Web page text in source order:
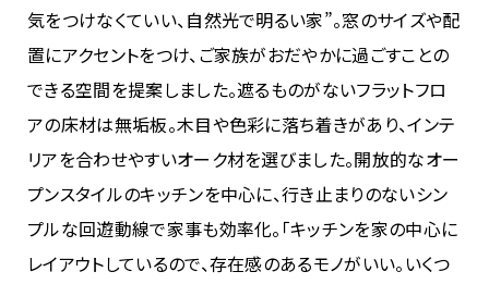
気をつけなくていい、自然光で明るい家”。窓のサイズや配
置にアクセントをつけ、ご家族がおだやかに過ごすことの
できる空間を提案しました。遮るものがないフラットフロ
アの床材は無垢板。木目や色彩に落ち着きがあり、インテ
リアを合わせやすいオーク材を選びました。開放的なオー
プンスタイルのキッチンを中心に、行き止まりのないシン
プルな回遊動線で家事も効率化。「キッチンを家の中心に
レイアウトしているので、存在感のあるモノがいい。いくつ